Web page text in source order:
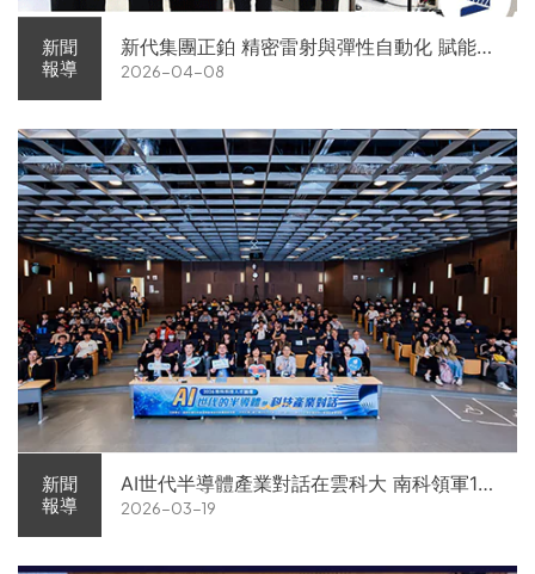
新聞
報導
新代集團正鉑 精密雷射與彈性自動化 賦能智
慧智造解方電子展亮相
2026-04-08
新聞
報導
AI世代半導體產業對話在雲科大 南科領軍11
家企業前進校園徵才
2026-03-19